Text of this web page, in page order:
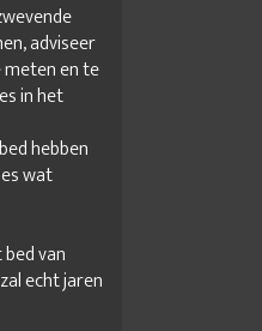
adviseer
en te
in het
hebben
wat
van
echt jaren